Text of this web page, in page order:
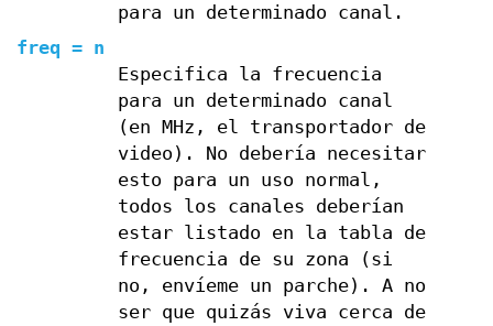
para un determinado canal.
freq = n
Especifica la frecuencia
para un determinado canal
(en MHz, el transportador de
video). No debería necesitar
esto para un uso normal,
todos los canales deberían
estar listado en la tabla de
frecuencia de su zona (si
no, envíeme un parche). A no
ser que quizás viva cerca de